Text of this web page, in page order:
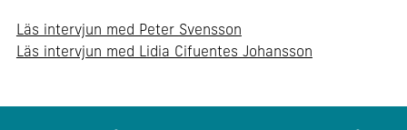
Läs intervjun med Peter Svensson
Läs intervjun med Lidia Cifuentes Johansson